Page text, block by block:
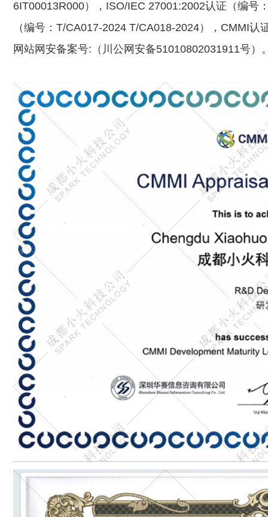
6IT00013R000），ISO/IEC 27001:2002认证（编号
（编号：T/CA017-2024 T/CA018-2024），CMMI
网站网安备案号:（川公网安备51010802031911号）